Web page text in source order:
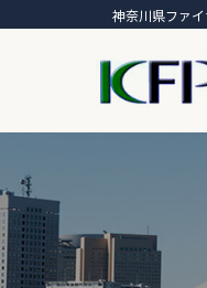
神奈川県ファ